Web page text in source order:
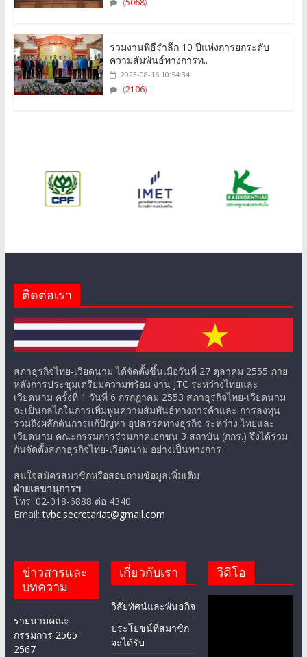
ร่วมงานพิธีรำลึก 10 ปีแห่งการยกระดับ
ความสัมพันธ์ทางการท..
2023-08-16 10:54:34
(2106)
ติดต่อเรา
สภาธุรกิจไทย-เวียดนาม ได้จัดตั้งขึ้นเมื่อวันที่ 27 ตุลาคม 2555 ภาย
หลังการประชุมเตรียมความพร้อม งาน JTC ระหว่างไทยและ
เวียดนาม ครั้งที่ 1 วันที่ 6 กรกฎาคม 2553 สภาธุรกิจไทย-เวียดนาม
จะเป็นกลไกในการเพิ่มพูนความสัมพันธ์ทางการค้าและ การลงทุน
รวมถึงผลักดันการแก้ปัญหา อุปสรรคทางธุรกิจ ระหว่าง ไทยและ
เวียดนาม คณะกรรมการร่วมภาคเอกชน 3 สถาบัน (กกร.) จึงได้ร่วม
กันจัดตั้งสภาธุรกิจไทย-เวียดนาม อย่างเป็นทางการ
สนใจสมัครสมาชิกหรือสอบถามข้อมูลเพิ่มเติม
ฝ่ายเลขานุการฯ
โทร: 02-018-6888 ต่อ 4340
Email:tvbc.secretariat@gmail.com
ข่าวสารและ
บทความ
รายนามคณะ
กรรมการ 2565-
2567
เกี่ยวกับเรา
วิสัยทัศน์และพันธกิจ
ประโยชน์ที่สมาชิก
จะได้รับ
วีดีโอ